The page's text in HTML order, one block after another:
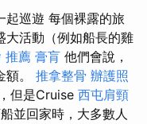
起巡遊 每個裸露的旅
大活動（例如船長的雞
推薦 膏肓 他們會說，
。 推拿整骨 辦護照
但是Cruise 西屯肩頸
並回家時，大多數人